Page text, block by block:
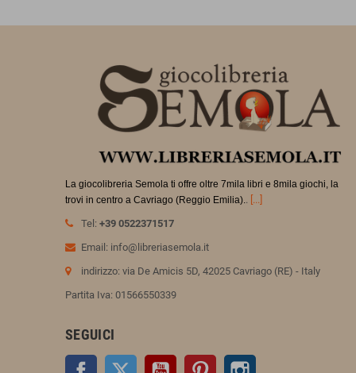
La giocolibreria Semola ti offre oltre 7mila libri e 8mila giochi, la
trovi in centro a Cavriago (Reggio Emilia). . [...]
Tel: +39 0522371517
Email: info@libreriasemola.it
indirizzo: via De Amicis 5D, 42025 Cavriago (RE) - Italy
Partita Iva: 01566550339
SEGUICI
Facebook Twitter YouTube Pinterest